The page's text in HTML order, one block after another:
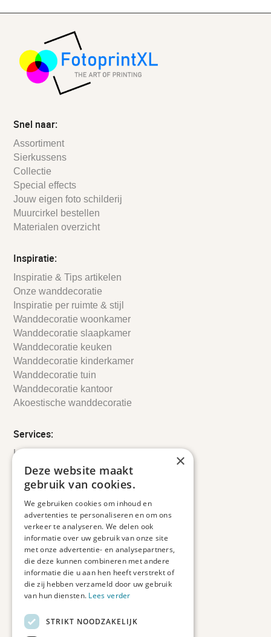
Snel naar:
Assortiment
Sierkussens
Collectie
Special effects
Jouw eigen foto schilderij
Muurcirkel bestellen
Materialen overzicht
Inspiratie:
Inspiratie & Tips artikelen
Onze wanddecoratie
Inspiratie per ruimte & stijl
Wanddecoratie woonkamer
Wanddecoratie slaapkamer
Wanddecoratie keuken
Wanddecoratie kinderkamer
Wanddecoratie tuin
Wanddecoratie kantoor
Akoestische wanddecoratie
Services:
Leveringsinformatie
Retourbeleid
Informatie
Veelgestelde vragen
Duurzaam ondernemen
Contact informatie
Etienne de Pinedaweg 34
3711 CH, Austerlitz
Nederland
info@fotoprintxl.nl
×
Deze website maakt
gebruik van cookies.
We gebruiken cookies om inhoud en
advertenties te personaliseren en om ons
verkeer te analyseren. We delen ook
informatie over uw gebruik van onze site
met onze advertentie- en analysepartners,
die deze kunnen combineren met andere
informatie die u aan hen heeft verstrekt of
die zij hebben verzameld door uw gebruik
van hun diensten. Lees verder
STRIKT NOODZAKELIJK